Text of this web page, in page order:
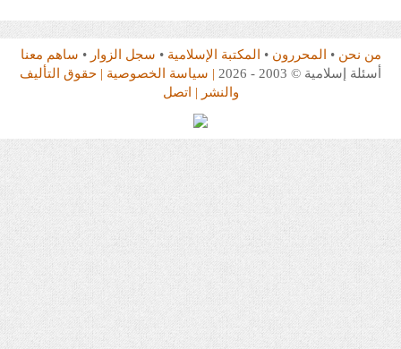
من نحن • المحررون • المكتبة الإسلامية • سجل الزوار • ساهم معنا
أسئلة إسلامية © 2003 - 2026
| سياسة الخصوصية | حقوق التأليف
والنشر | اتصل